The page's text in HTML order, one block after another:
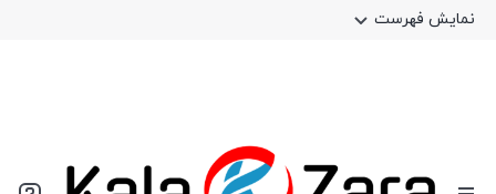
نمایش فهرست